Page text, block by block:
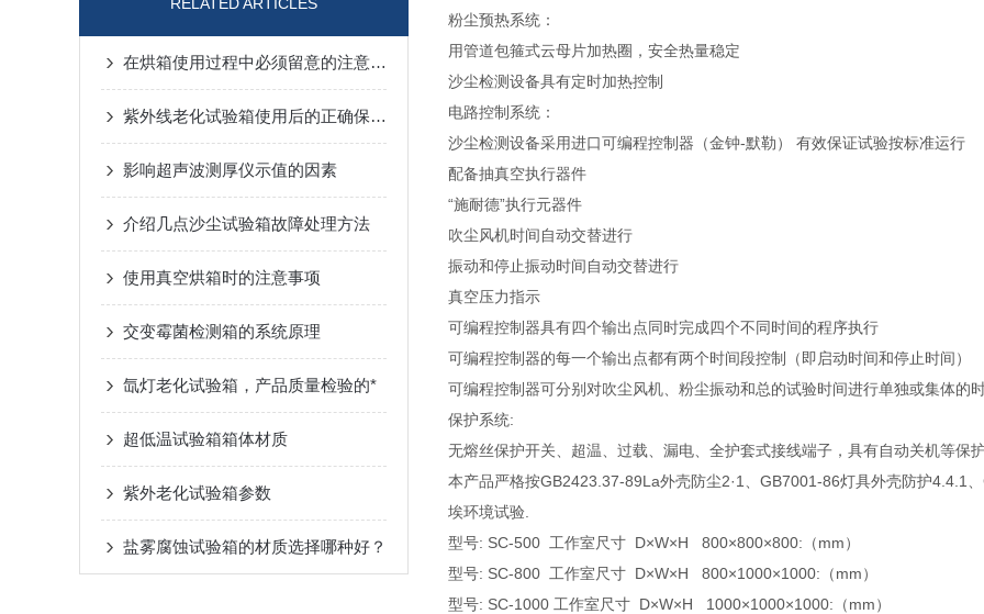
在烘箱使用过程中必须留意的注意事项
紫外线老化试验箱使用后的正确保存方法
影响超声波测厚仪示值的因素
介绍几点沙尘试验箱故障处理方法
使用真空烘箱时的注意事项
交变霉菌检测箱的系统原理
氙灯老化试验箱，产品质量检验的*
超低温试验箱箱体材质
紫外老化试验箱参数
盐雾腐蚀试验箱的材质选择哪种好？
粉尘预热系统：
用管道包箍式云母片加热圈，安全热量稳定
沙尘检测设备具有定时加热控制
电路控制系统：
沙尘检测设备采用进口可编程控制器（金钟-默勒） 有效保证试验按标准运行
配备抽真空执行器件
“施耐德”执行元器件
吹尘风机时间自动交替进行
振动和停止振动时间自动交替进行
真空压力指示
可编程控制器具有四个输出点同时完成四个不同时间的程序执行
可编程控制器的每一个输出点都有两个时间段控制（即启动时间和停止时间）
可编程控制器可分别对吹尘风机、粉尘振动和总的试验时间进行单独或集体的
保护系统:
无熔丝保护开关、超温、过载、漏电、全护套式接线端子，具有自动关机等保
本产品严格按GB2423.37-89La外壳防尘2·1、GB7001-86灯具外壳防护4.4.1
埃环境试验.
型号: SC-500 工作室尺寸 D×W×H 800×800×800:（mm）
型号: SC-800 工作室尺寸 D×W×H 800×1000×1000:（mm）
型号: SC-1000 工作室尺寸 D×W×H 1000×1000×1000:（mm）